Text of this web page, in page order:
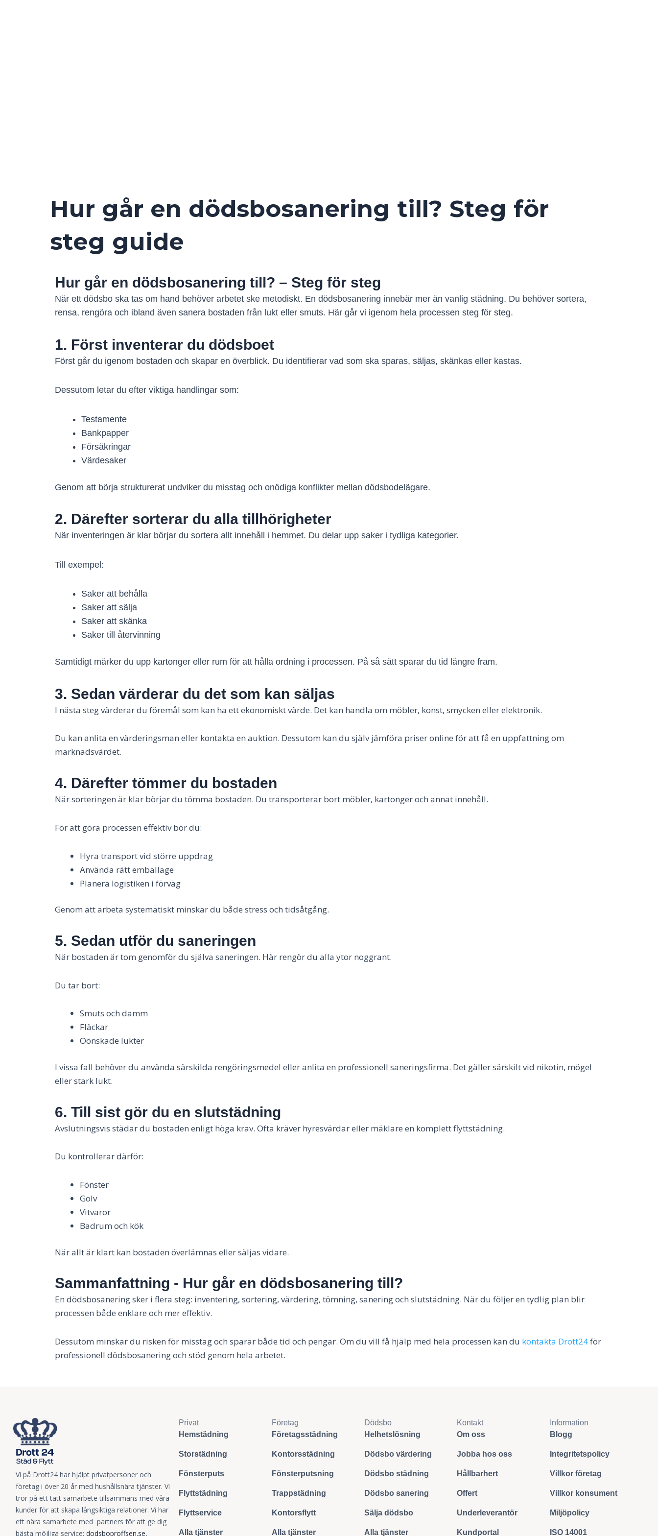
Hur går en dödsbosanering till? Steg för
steg guide
Hur går en dödsbosanering till? – Steg för steg
När ett dödsbo ska tas om hand behöver arbetet ske metodiskt. En dödsbosanering innebär mer än vanlig städning. Du behöver sortera,
rensa, rengöra och ibland även sanera bostaden från lukt eller smuts. Här går vi igenom hela processen steg för steg.
1. Först inventerar du dödsboet
Först går du igenom bostaden och skapar en överblick. Du identifierar vad som ska sparas, säljas, skänkas eller kastas.
Dessutom letar du efter viktiga handlingar som:
Testamente
Bankpapper
Försäkringar
Värdesaker
Genom att börja strukturerat undviker du misstag och onödiga konflikter mellan dödsbodelägare.
2. Därefter sorterar du alla tillhörigheter
När inventeringen är klar börjar du sortera allt innehåll i hemmet. Du delar upp saker i tydliga kategorier.
Till exempel:
Saker att behålla
Saker att sälja
Saker att skänka
Saker till återvinning
Samtidigt märker du upp kartonger eller rum för att hålla ordning i processen. På så sätt sparar du tid längre fram.
3. Sedan värderar du det som kan säljas
I nästa steg värderar du föremål som kan ha ett ekonomiskt värde. Det kan handla om möbler, konst, smycken eller elektronik.
Du kan anlita en värderingsman eller kontakta en auktion. Dessutom kan du själv jämföra priser online för att få en uppfattning om
marknadsvärdet.
4. Därefter tömmer du bostaden
När sorteringen är klar börjar du tömma bostaden. Du transporterar bort möbler, kartonger och annat innehåll.
För att göra processen effektiv bör du:
Hyra transport vid större uppdrag
Använda rätt emballage
Planera logistiken i förväg
Genom att arbeta systematiskt minskar du både stress och tidsåtgång.
5. Sedan utför du saneringen
När bostaden är tom genomför du själva saneringen. Här rengör du alla ytor noggrant.
Du tar bort:
Smuts och damm
Fläckar
Oönskade lukter
I vissa fall behöver du använda särskilda rengöringsmedel eller anlita en professionell saneringsfirma. Det gäller särskilt vid nikotin, mögel
eller stark lukt.
6. Till sist gör du en slutstädning
Avslutningsvis städar du bostaden enligt höga krav. Ofta kräver hyresvärdar eller mäklare en komplett flyttstädning.
Du kontrollerar därför:
Fönster
Golv
Vitvaror
Badrum och kök
När allt är klart kan bostaden överlämnas eller säljas vidare.
Sammanfattning - Hur går en dödsbosanering till?
En dödsbosanering sker i flera steg: inventering, sortering, värdering, tömning, sanering och slutstädning. När du följer en tydlig plan blir
processen både enklare och mer effektiv.
Dessutom minskar du risken för misstag och sparar både tid och pengar. Om du vill få hjälp med hela processen kan du kontakta Drott24för
professionell dödsbosanering och stöd genom hela arbetet.
Vi på Drott24 har hjälpt privatpersoner och
företag i över 20 år med hushållsnära tjänster. Vi
tror på ett tätt samarbete tillsammans med våra
kunder för att skapa långsiktiga relationer. Vi har
ett nära samarbete med partners för att ge dig
bästa möjliga service: dodsboproffsen.se,
Privat
Hemstädning
Storstädning
Fönsterputs
Flyttstädning
Flyttservice
Alla tjänster
Företag
Företagsstädning
Kontorsstädning
Fönsterputsning
Trappstädning
Kontorsflytt
Alla tjänster
Dödsbo
Helhetslösning
Dödsbo värdering
Dödsbo städning
Dödsbo sanering
Sälja dödsbo
Alla tjänster
Kontakt
Om oss
Jobba hos oss
Hållbarhert
Offert
Underleverantör
Kundportal
Information
Blogg
Integritetspolicy
Villkor företag
Villkor konsument
Miljöpolicy
ISO 14001